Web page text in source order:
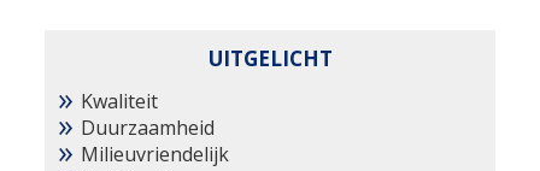
UITGELICHT
Kwaliteit
Duurzaamheid
Milieuvriendelijk